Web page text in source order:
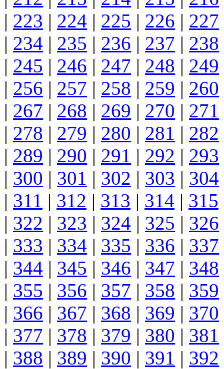
| 223 | 224 | 225 | 226 | 227
| 234 | 235 | 236 | 237 | 238
| 245 | 246 | 247 | 248 | 249
| 256 | 257 | 258 | 259 | 260
| 267 | 268 | 269 | 270 | 271
| 278 | 279 | 280 | 281 | 282
| 289 | 290 | 291 | 292 | 293
| 300 | 301 | 302 | 303 | 304
| 311 | 312 | 313 | 314 | 315
| 322 | 323 | 324 | 325 | 326
| 333 | 334 | 335 | 336 | 337
| 344 | 345 | 346 | 347 | 348
| 355 | 356 | 357 | 358 | 359
| 366 | 367 | 368 | 369 | 370
| 377 | 378 | 379 | 380 | 381
| 388 | 389 | 390 | 391 | 392